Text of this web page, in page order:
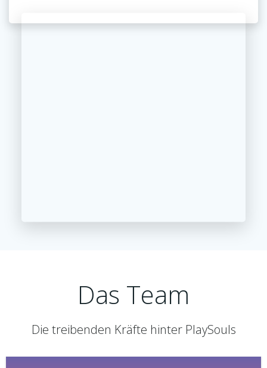
Das Team
Die treibenden Kräfte hinter PlaySouls